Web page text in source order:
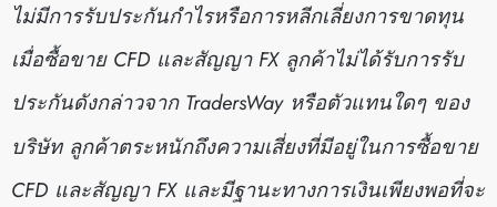
ไม่มีการรับประกันกำไรหรือการหลีกเลี่ยงการขาดทุน
เมื่อซื้อขาย CFD และสัญญา FX ลูกค้าไม่ได้รับการรับ
ประกันดังกล่าวจาก TradersWay หรือตัวแทนใดๆ ของ
บริษัท ลูกค้าตระหนักถึงความเสี่ยงที่มีอยู่ในการซื้อขาย
CFD และสัญญา FX และมีฐานะทางการเงินเพียงพอที่จะ